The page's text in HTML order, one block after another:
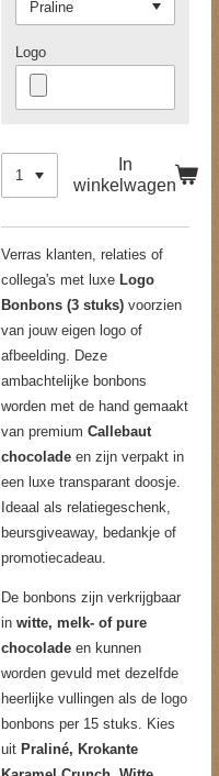
Logo
In
winkelwagen
Verras klanten, relaties of
collega's met luxe Logo
Bonbons (3 stuks) voorzien
van jouw eigen logo of
afbeelding. Deze
ambachtelijke bonbons
worden met de hand gemaakt
van premium Callebaut
chocolade en zijn verpakt in
een luxe transparant doosje.
Ideaal als relatiegeschenk,
beursgiveaway, bedankje of
promotiecadeau.
De bonbons zijn verkrijgbaar
in witte, melk- of pure
chocolade en kunnen
worden gevuld met dezelfde
heerlijke vullingen als de logo
bonbons per 15 stuks. Kies
uit Praliné, Krokante